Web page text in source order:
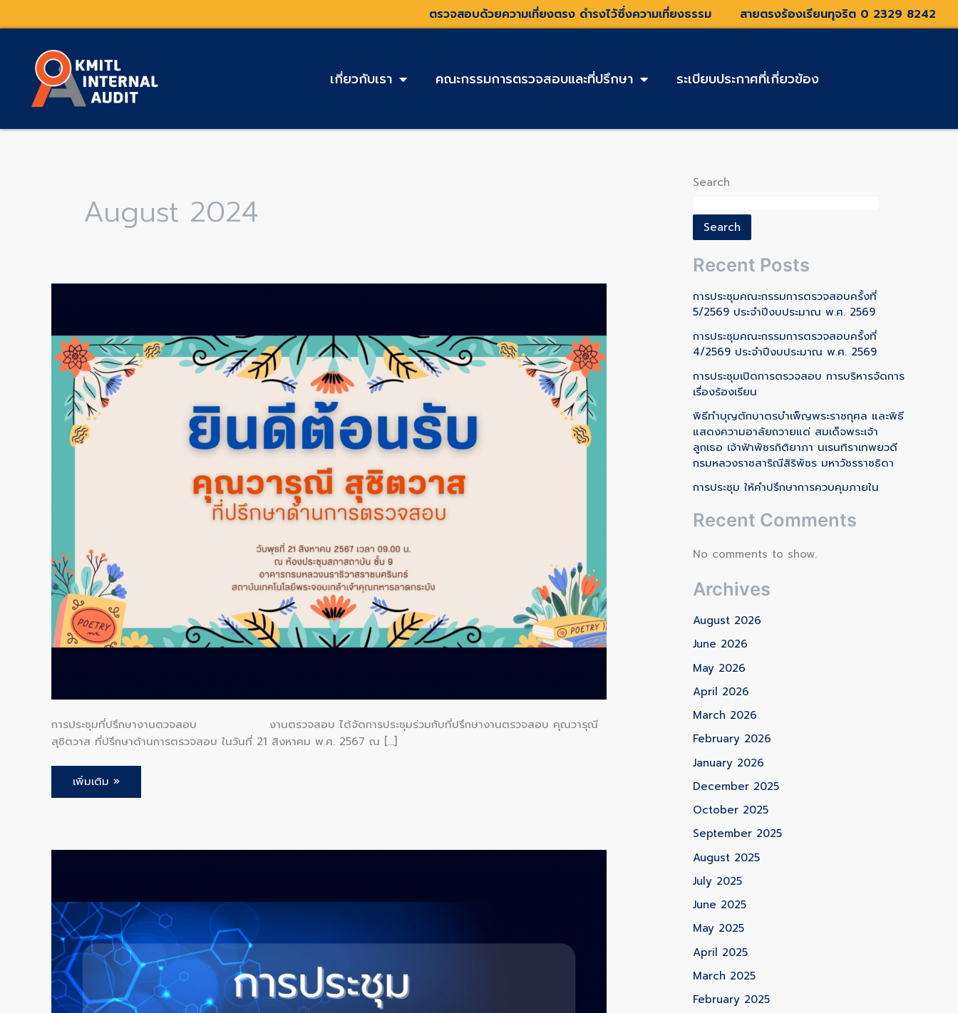
to
ตรวจสอบด้วยความเที่ยงตรง ดำรงไว้ซึ่งความเที่ยงธรรม สายตรงร้องเรียนทุจริต 0 2329 8242
เกี่ยวกับเรา คณะกรรมการตรวจสอบและที่ปรึกษา ระเบียบประกาศที่เกี่ยวข้อง
August 2024
การประชุมที่ปรึกษางานตวจสอบ งานตรวจสอบ ได้จัดการประชุมร่วมกับที่ปรึกษางานตรวจสอบ คุณวารุณี
สุชิตวาส ที่ปรึกษาด้านการตรวจสอบ ในวันที่ 21 สิงหาคม พ.ศ. 2567 ณ […]
การ
ตวจ
สอบ
เพิ่มเติม »
การ
สอบ
(วาระ
พิเศษ)
ครั้ง
ที่
5/2567
ปีงบประมาณ
พ.ศ.
2567
Search
Search
Recent Posts
การประชุมคณะกรรมการตรวจสอบครั้งที่
5/2569 ประจำปีงบประมาณ พ.ศ. 2569
การประชุมคณะกรรมการตรวจสอบครั้งที่
4/2569 ประจำปีงบประมาณ พ.ศ. 2569
การประชุมเปิดการตรวจสอบ การบริหารจัดการ
เรื่องร้องเรียน
พิธีทำบุญตักบาตรบำเพ็ญพระราชกุศล และพิธี
แสดงความอาลัยถวายแด่ สมเด็จพระเจ้า
ลูกเธอ เจ้าฟ้าพัชรกิติยาภา นเรนทิราเทพยวดี
กรมหลวงราชสาริณีสิริพัชร มหาวัชรราชธิดา
การประชุม ให้คำปรึกษาการควบคุมภายใน
Recent Comments
No comments to show.
Archives
August 2026
June 2026
May 2026
April 2026
March 2026
February 2026
January 2026
December 2025
October 2025
September 2025
August 2025
July 2025
June 2025
May 2025
April 2025
March 2025
February 2025